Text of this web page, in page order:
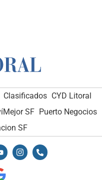
Clasificados CYD Litoral
SF Puerto Negocios
SF